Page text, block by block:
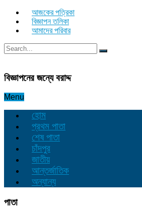
আজকের পত্রিকা
বিজ্ঞাপন তলিকা
আমাদের পরিবার
বিজ্ঞাপনের জন্যে বরাদ্দ
Menu
হোম
প্রথম পাতা
শেষ পাতা
চাঁদপুর
জাতীয়
আন্তর্জাতিক
অন্যান্য
পাতা